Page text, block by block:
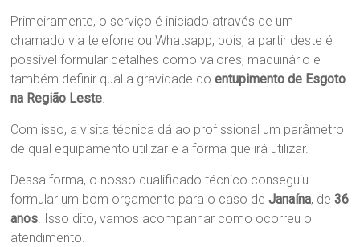
Primeiramente, o serviço é iniciado através de um
chamado via telefone ou Whatsapp; pois, a partir deste é
possível formular detalhes como valores, maquinário e
também definir qual a gravidade doentupimento de Esgoto
na Região Leste.
Com isso, a visita técnica dá ao profissional um parâmetro
de qual equipamento utilizar e a forma que irá utilizar.
Dessa forma, o nosso qualificado técnico conseguiu
formular um bom orçamento para o caso deJanaína, de36
anos. Isso dito, vamos acompanhar como ocorreu o
atendimento.